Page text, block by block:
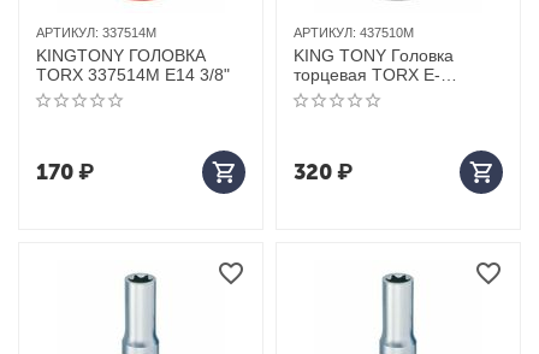
АРТИКУЛ: 337514M
KINGTONY ГОЛОВКА
TORX 337514M E14 3/8"
170₽
АРТИКУЛ: 437510M
KING TONY Головка
торцевая TORX Е-
стандарт 1/2", E10, L = 37
мм
320₽